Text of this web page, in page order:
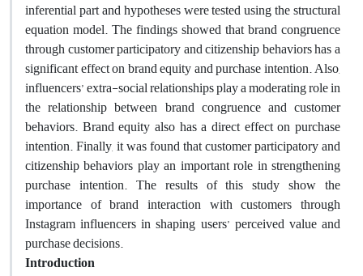
inferential part and hypotheses were tested using the structural
equation model. The findings showed that brand congruence
through customer participatory and citizenship behaviors has a
significant effect on brand equity and purchase intention. Also,
influencers’ extra-social relationships play a moderating role in
the relationship between brand congruence and customer
behaviors. Brand equity also has a direct effect on purchase
intention. Finally, it was found that customer participatory and
citizenship behaviors play an important role in strengthening
purchase intention. The results of this study show the
importance of brand interaction with customers through
Instagram influencers in shaping users’ perceived value and
purchase decisions.
Introduction